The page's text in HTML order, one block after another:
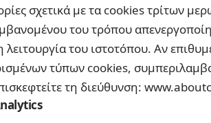
σχετικά με τα cookies τρίτων
του τρόπου
του ιστοτόπου. Αν
τύπων cookies,
τη διεύθυνση: